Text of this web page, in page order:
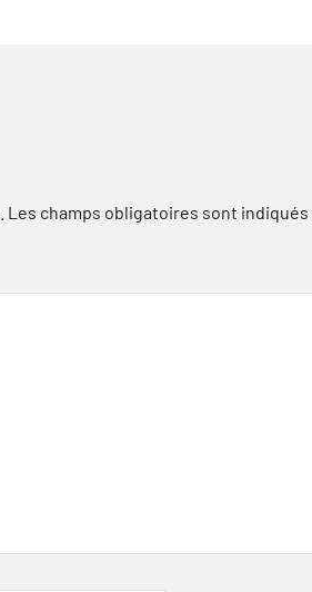
Les champs obligatoires sont indiqués